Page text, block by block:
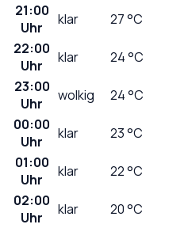
21:00
Uhr
klar 27°C
22:00
Uhr
klar 24°C
23:00
Uhr
wolkig 24°C
00:00
Uhr
klar 23°C
01:00
Uhr
klar 22°C
02:00
Uhr
klar 20°C